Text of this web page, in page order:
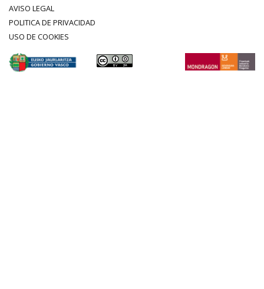
AVISO LEGAL
POLITICA DE PRIVACIDAD
USO DE COOKIES